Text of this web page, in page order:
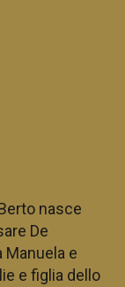
nasce
De
Manuela e
e figlia dello